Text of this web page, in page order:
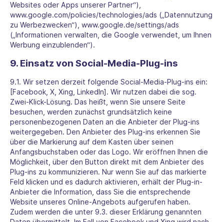
Websites oder Apps unserer Partner“),
www.google.com/policies/technologies/ads („Datennutzung
zu Werbezwecken“), www.google.de/settings/ads
(„Informationen verwalten, die Google verwendet, um Ihnen
Werbung einzublenden“).
9. Einsatz von Social-Media-Plug-ins
9.1. Wir setzen derzeit folgende Social-Media-Plug-ins ein:
[Facebook, X, Xing, LinkedIn]. Wir nutzen dabei die sog.
Zwei-Klick-Lösung. Das heißt, wenn Sie unsere Seite
besuchen, werden zunächst grundsätzlich keine
personenbezogenen Daten an die Anbieter der Plug-ins
weitergegeben. Den Anbieter des Plug-ins erkennen Sie
über die Markierung auf dem Kasten über seinen
Anfangsbuchstaben oder das Logo. Wir eröffnen Ihnen die
Möglichkeit, über den Button direkt mit dem Anbieter des
Plug-ins zu kommunizieren. Nur wenn Sie auf das markierte
Feld klicken und es dadurch aktivieren, erhält der Plug-in-
Anbieter die Information, dass Sie die entsprechende
Website unseres Online-Angebots aufgerufen haben.
Zudem werden die unter 9.3. dieser Erklärung genannten